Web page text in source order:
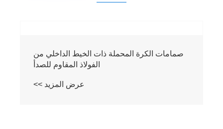
صمامات الكرة المحملة ذات الخيط الداخلي من
الفولاذ المقاوم للصدأ
عرض المزيد >>